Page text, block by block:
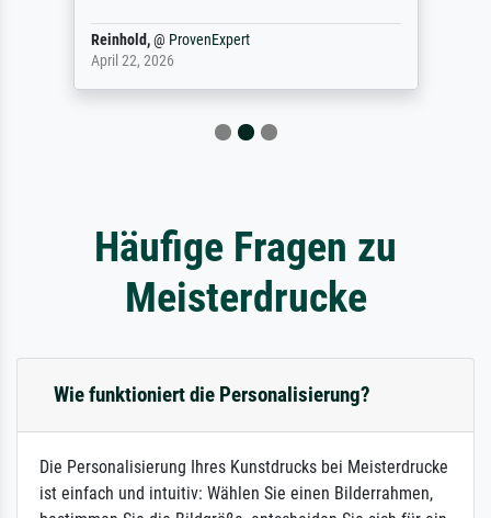
Reinhold,@ ProvenExpert
April 22, 2026
Häufige Fragen zu
Meisterdrucke
Wie funktioniert die Personalisierung?
Die Personalisierung Ihres Kunstdrucks bei Meisterdrucke
ist einfach und intuitiv: Wählen Sie einen Bilderrahmen,